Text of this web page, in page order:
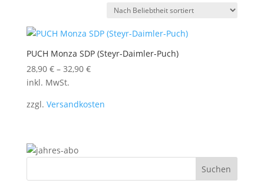
PUCH Monza SDP (Steyr-Daimler-Puch)
28,90 €– 32,90 €
inkl. MwSt.
zzgl. Versandkosten